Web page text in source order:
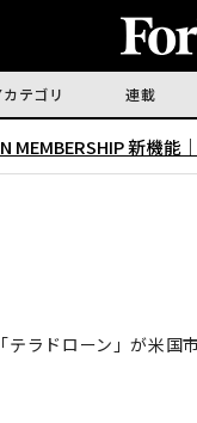
カテゴリ 連載
MEMBERSHIP 新機能｜
テラドローン」が米国